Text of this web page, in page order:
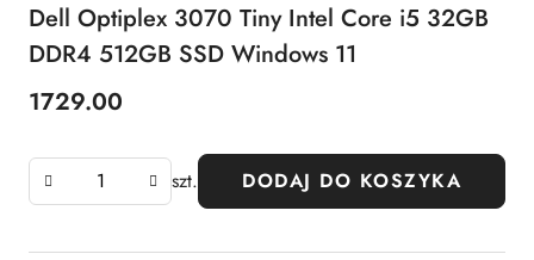
Dell Optiplex 3070 Tiny Intel Core i5 32GB
DDR4 512GB SSD Windows 11
Cena:
1729.00
szt. DODAJ DO KOSZYKA